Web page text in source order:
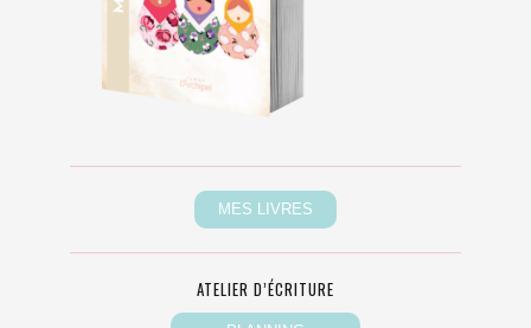
ATELIER D’ÉCRITURE